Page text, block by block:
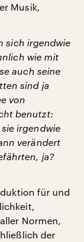
Musik,
sich irgendwie
wie mit
auch seine
sind ja
von
benutzt:
irgendwie
verändert
ja?
für und
Normen,
der